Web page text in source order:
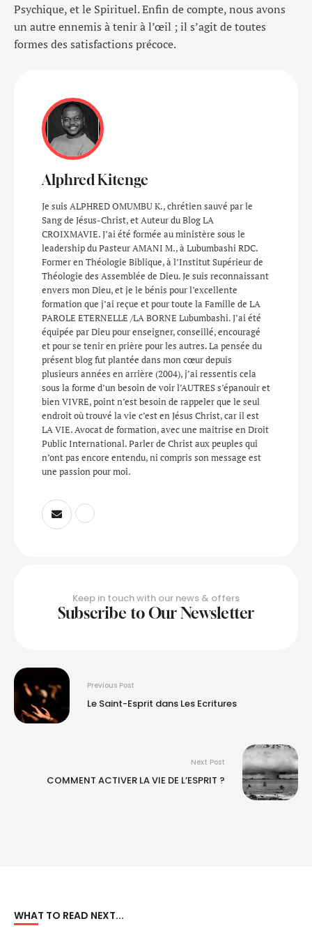
Psychique, et le Spirituel. Enfin de compte, nous avons
un autre ennemis à tenir à l’œil ; il s’agit de toutes
formes des satisfactions précoce.
Alphred Kitenge
Je suis ALPHRED OMUMBU K., chrétien sauvé par le
Sang de Jésus-Christ, et Auteur du Blog LA
CROIXMAVIE. J’ai été formée au ministère sous le
leadership du Pasteur AMANI M., à Lubumbashi RDC.
Former en Théologie Biblique, à l’Institut Supérieur de
Théologie des Assemblée de Dieu. Je suis reconnaissant
envers mon Dieu, et je le bénis pour l’excellente
formation que j’ai reçue et pour toute la Famille de LA
PAROLE ETERNELLE /LA BORNE Lubumbashi. J’ai été
équipée par Dieu pour enseigner, conseillé, encouragé
et pour se tenir en prière pour les autres. La pensée du
présent blog fut plantée dans mon cœur depuis
plusieurs années en arrière (2004), j’ai ressentis cela
sous la forme d’un besoin de voir l’AUTRES s’épanouir et
bien VIVRE, point n’est besoin de rappeler que le seul
endroit où trouvé la vie c’est en Jésus Christ, car il est
LA VIE. Avocat de formation, avec une maitrise en Droit
Public International. Parler de Christ aux peuples qui
n’ont pas encore entendu, ni compris son message est
une passion pour moi.
Keep in touch with our news & offers
Subscribe to Our Newsletter
Previous Post
Le Saint-Esprit dans Les Ecritures
Next Post
COMMENT ACTIVER LA VIE DE L’ESPRIT ?
WHAT TO READ NEXT...